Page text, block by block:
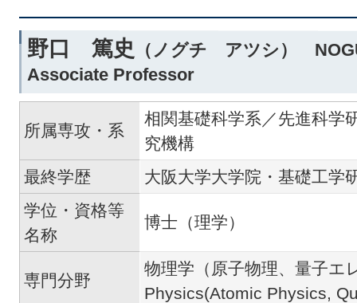
野口 篤史
（ノグチ アツシ）
Associate Professor
所属専攻・系
相関基礎科学系／先進科学
究機構
最終学歴
大阪大学大学院・基礎工学
学位・資格等
名称
博士（理学）
専門分野
物理学（原子物理、量子エ
Physics(Atomic Physics,